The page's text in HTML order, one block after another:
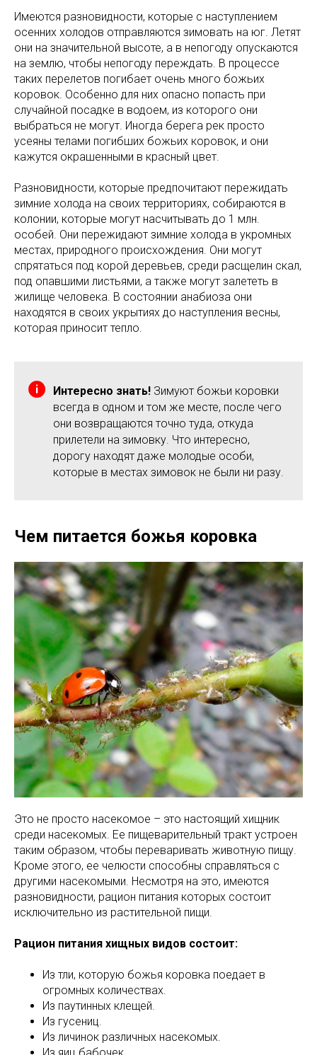
Имеются разновидности, которые с наступлением
осенних холодов отправляются зимовать на юг. Летят
они на значительной высоте, а в непогоду опускаются
на землю, чтобы непогоду переждать. В процессе
таких перелетов погибает очень много божьих
коровок. Особенно для них опасно попасть при
случайной посадке в водоем, из которого они
выбраться не могут. Иногда берега рек просто
усеяны телами погибших божьих коровок, и они
кажутся окрашенными в красный цвет.
Разновидности, которые предпочитают пережидать
зимние холода на своих территориях, собираются в
колонии, которые могут насчитывать до 1 млн.
особей. Они пережидают зимние холода в укромных
местах, природного происхождения. Они могут
спрятаться под корой деревьев, среди расщелин скал,
под опавшими листьями, а также могут залететь в
жилище человека. В состоянии анабиоза они
находятся в своих укрытиях до наступления весны,
которая приносит тепло.
Интересно знать! Зимуют божьи коровки
всегда в одном и том же месте, после чего
они возвращаются точно туда, откуда
прилетели на зимовку. Что интересно,
дорогу находят даже молодые особи,
которые в местах зимовок не были ни разу.
Чем питается божья коровка
Это не просто насекомое – это настоящий хищник
среди насекомых. Ее пищеварительный тракт устроен
таким образом, чтобы переваривать животную пищу.
Кроме этого, ее челюсти способны справляться с
другими насекомыми. Несмотря на это, имеются
разновидности, рацион питания которых состоит
исключительно из растительной пищи.
Рацион питания хищных видов состоит:
Из тли, которую божья коровка поедает в
огромных количествах.
Из паутинных клещей.
Из гусениц.
Из личинок различных насекомых.